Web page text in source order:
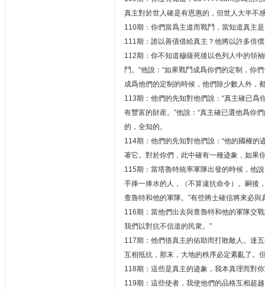
真主對於世人確是有恩惠的，但世人大半不
110期：你們當爲主道而戰鬥，當知道真主
111期：誰以善債借給真主？他將以許多倍
112期：你不知道穆薩死後以色列人中的領
鬥。”他說：“如果戰鬥成爲你們的定制，你
成爲他們的定制的時候，他們除少數人外，
113期：他們的先知對他們說：“真主確已爲
有豐富的財産。”他說：“真主確已選他爲你
的，全知的。
114期：他們的先知對他們說：“他的國權
著它。對於你們，此中確有一種迹象，如果
115期：當塔魯特統率軍隊出發的時候，他
手捧一捧水的人，（不算違抗命令）。嗣後
查魯特和他的軍隊。”有些將士確信將來必
116期：當他們出去與查魯特和他的軍隊交
我們以對抗不信道的民衆。”
117期：他們借真主的佑助而打敗敵人。達
互相抵抗，那末，大地的秩序必定紊亂了。
118期：這些是真主的迹象，我本真理而對
119期：這些使者，我使他們的品格互相超